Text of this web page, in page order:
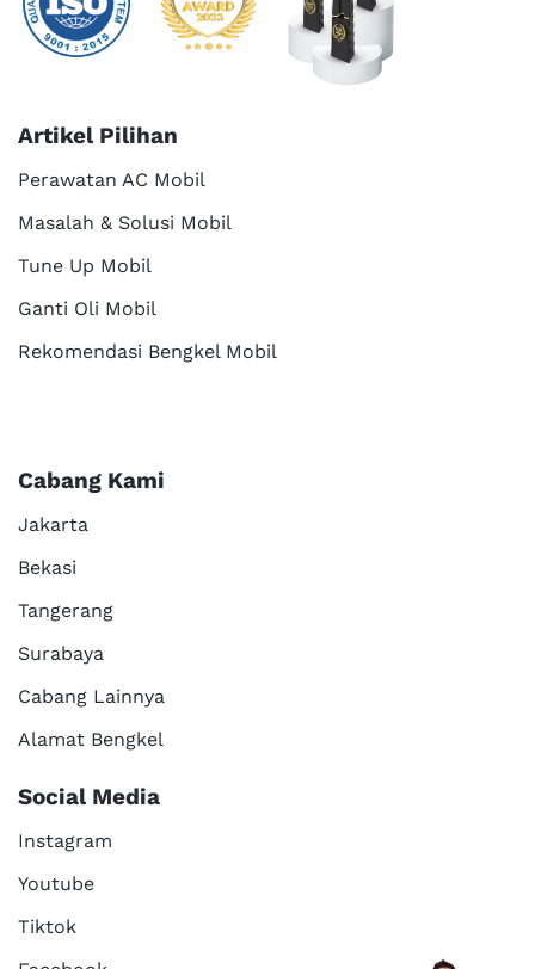
Artikel Pilihan
Perawatan AC Mobil
Masalah & Solusi Mobil
Tune Up Mobil
Ganti Oli Mobil
Rekomendasi Bengkel Mobil
Cabang Kami
Jakarta
Bekasi
Tangerang
Surabaya
Cabang Lainnya
Alamat Bengkel
Social Media
Instagram
Youtube
Tiktok